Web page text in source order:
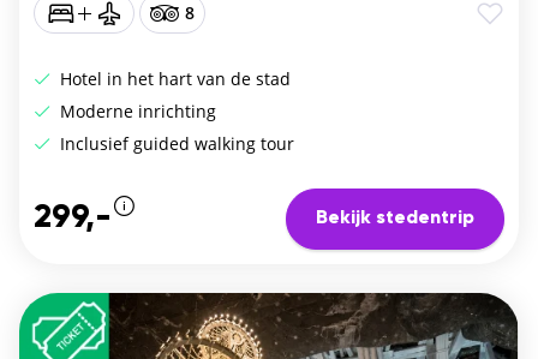
8
Hotel in het hart van de stad
Moderne inrichting
Inclusief guided walking tour
299,- Bekijk stedentrip